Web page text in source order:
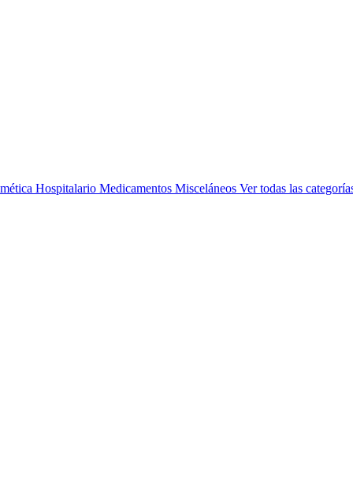
Hospitalario Medicamentos Misceláneos Ver todas las